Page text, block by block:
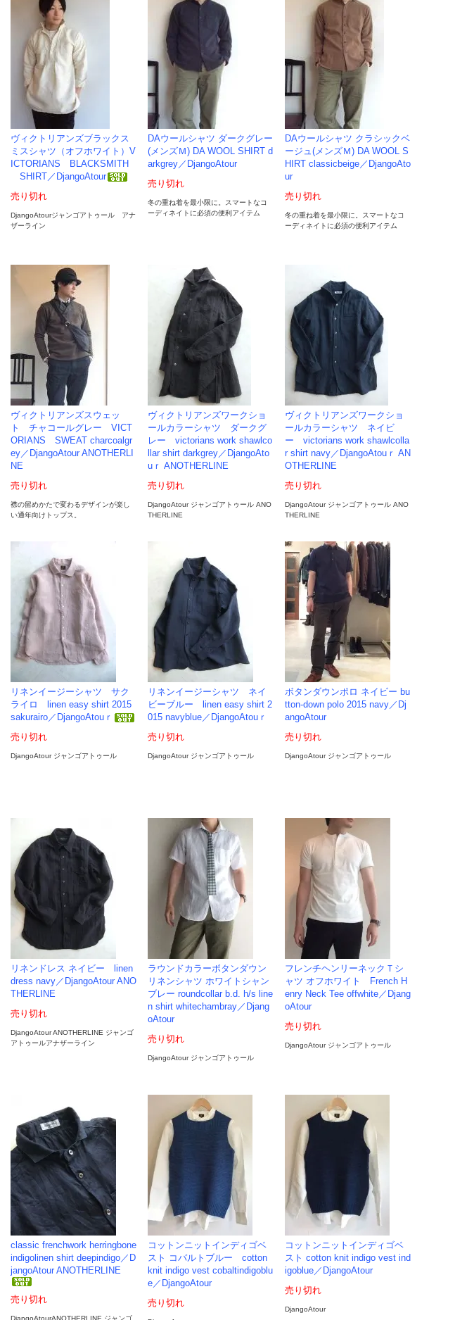
ヴィクトリアンズブラックス
ミスシャツ（オフホワイト）V
ICTORIANS BLACKSMITH
SHIRT／DjangoAtour
売り切れ
DjangoAtourジャンゴアトゥール アナ
ザーライン
DAウールシャツ ダークグレー
(メンズＭ) DA WOOL SHIRT d
arkgrey／DjangoAtour
売り切れ
冬の重ね着を最小限に。スマートなコ
ーディネイトに必須の便利アイテム
DAウールシャツ クラシックベ
ージュ(メンズＭ) DA WOOL S
HIRT classicbeige／DjangoAto
ur
売り切れ
冬の重ね着を最小限に。スマートなコ
ーディネイトに必須の便利アイテム
ヴィクトリアンズスウェッ
ト チャコールグレー VICT
ORIANS SWEAT charcoalgr
ey／DjangoAtour ANOTHERLI
NE
売り切れ
襟の留めかたで変わるデザインが楽し
い通年向けトップス。
ヴィクトリアンズワークショ
ールカラーシャツ ダークグ
レー victorians work shawlco
llar shirt darkgrey／DjangoAto
uｒ ANOTHERLINE
売り切れ
DjangoAtour ジャンゴアトゥール ANO
THERLINE
ヴィクトリアンズワークショ
ールカラーシャツ ネイビ
ー victorians work shawlcolla
r shirt navy／DjangoAtouｒ AN
OTHERLINE
売り切れ
DjangoAtour ジャンゴアトゥール ANO
THERLINE
リネンイージーシャツ サク
ライロ linen easy shirt 2015
sakurairo／DjangoAtouｒ
売り切れ
DjangoAtour ジャンゴアトゥール
リネンイージーシャツ ネイ
ビーブルー linen easy shirt 2
015 navyblue／DjangoAtouｒ
売り切れ
DjangoAtour ジャンゴアトゥール
ボタンダウンポロ ネイビー bu
tton-down polo 2015 navy／Dj
angoAtour
売り切れ
DjangoAtour ジャンゴアトゥール
リネンドレス ネイビー linen
dress navy／DjangoAtour ANO
THERLINE
売り切れ
DjangoAtour ANOTHERLINE ジャンゴ
アトゥールアナザーライン
ラウンドカラーボタンダウン
リネンシャツ ホワイトシャン
ブレー roundcollar b.d. h/s line
n shirt whitechambray／Djang
oAtour
売り切れ
DjangoAtour ジャンゴアトゥール
フレンチヘンリーネックＴシ
ャツ オフホワイト French H
enry Neck Tee offwhite／Djang
oAtour
売り切れ
DjangoAtour ジャンゴアトゥール
classic frenchwork herringbone
indigolinen shirt deepindigo／D
jangoAtour ANOTHERLINE
売り切れ
DjangoAtourANOTHERLINE ジャンゴ
コットンニットインディゴベ
スト コバルトブルー cotton
knit indigo vest cobaltindigoblu
e／DjangoAtour
売り切れ
コットンニットインディゴベ
スト cotton knit indigo vest ind
igoblue／DjangoAtour
売り切れ
DjangoAtour